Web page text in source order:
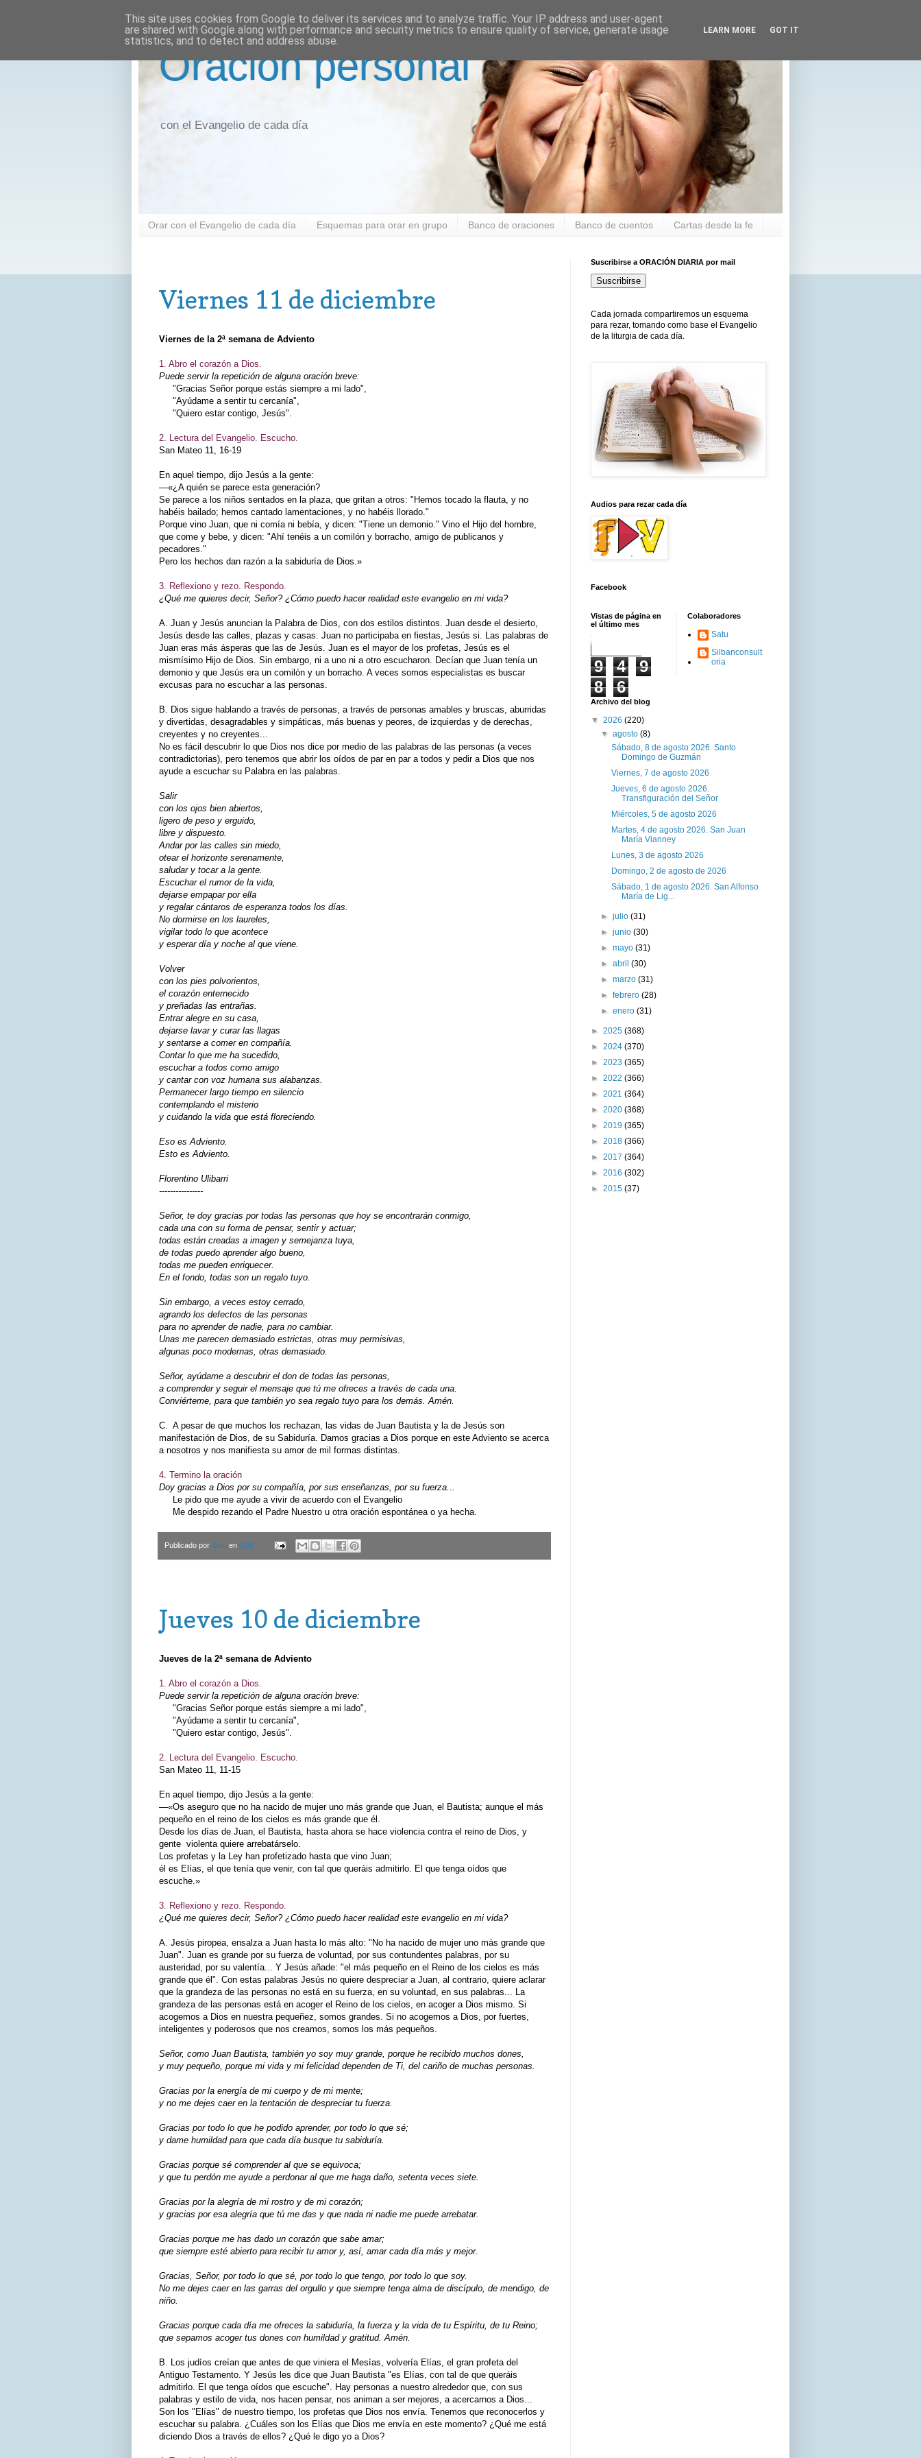
Oración personal
con el Evangelio de cada día
Orar con el Evangelio de cada día Esquemas para orar en grupo Banco de oraciones Banco de cuentos Cartas desde la fe
Viernes 11 de diciembre
Viernes de la 2ª semana de Adviento
1. Abro el corazón a Dios.
Puede servir la repetición de alguna oración breve:
"Gracias Señor porque estás siempre a mi lado",
"Ayúdame a sentir tu cercanía",
"Quiero estar contigo, Jesús".
2. Lectura del Evangelio. Escucho.
San Mateo 11, 16‑19
En aquel tiempo, dijo Jesús a la gente:
—«¿A quién se parece esta generación?
Se parece a los niños sentados en la plaza, que gritan a otros: "Hemos tocado la flauta, y no
habéis bailado; hemos cantado lamentaciones, y no habéis llorado."
Porque vino Juan, que ni comía ni bebía, y dicen: "Tiene un demonio." Vino el Hijo del hombre,
que come y bebe, y dicen: "Ahí tenéis a un comilón y borracho, amigo de publicanos y
pecadores."
Pero los hechos dan razón a la sabiduría de Dios.»
3. Reflexiono y rezo. Respondo.
¿Qué me quieres decir, Señor? ¿Cómo puedo hacer realidad este evangelio en mi vida?
A. Juan y Jesús anuncian la Palabra de Dios, con dos estilos distintos. Juan desde el desierto,
Jesús desde las calles, plazas y casas. Juan no participaba en fiestas, Jesús si. Las palabras de
Juan eras más ásperas que las de Jesús. Juan es el mayor de los profetas, Jesús es el
mismísimo Hijo de Dios. Sin embargo, ni a uno ni a otro escucharon. Decían que Juan tenía un
demonio y que Jesús era un comilón y un borracho. A veces somos especialistas es buscar
excusas para no escuchar a las personas.
B. Dios sigue hablando a través de personas, a través de personas amables y bruscas, aburridas
y divertidas, desagradables y simpáticas, más buenas y peores, de izquierdas y de derechas,
creyentes y no creyentes...
No es fácil descubrir lo que Dios nos dice por medio de las palabras de las personas (a veces
contradictorias), pero tenemos que abrir los oídos de par en par a todos y pedir a Dios que nos
ayude a escuchar su Palabra en las palabras.
Salir
con los ojos bien abiertos,
ligero de peso y erguido,
libre y dispuesto.
Andar por las calles sin miedo,
otear el horizonte serenamente,
saludar y tocar a la gente.
Escuchar el rumor de la vida,
dejarse empapar por ella
y regalar cántaros de esperanza todos los días.
No dormirse en los laureles,
vigilar todo lo que acontece
y esperar día y noche al que viene.
Volver
con los pies polvorientos,
el corazón enternecido
y preñadas las entrañas.
Entrar alegre en su casa,
dejarse lavar y curar las llagas
y sentarse a comer en compañía.
Contar lo que me ha sucedido,
escuchar a todos como amigo
y cantar con voz humana sus alabanzas.
Permanecer largo tiempo en silencio
contemplando el misterio
y cuidando la vida que está floreciendo.
Eso es Adviento.
Esto es Adviento.
Florentino Ulibarri
----------------
Señor, te doy gracias por todas las personas que hoy se encontrarán conmigo,
cada una con su forma de pensar, sentir y actuar;
todas están creadas a imagen y semejanza tuya,
de todas puedo aprender algo bueno,
todas me pueden enriquecer.
En el fondo, todas son un regalo tuyo.
Sin embargo, a veces estoy cerrado,
agrando los defectos de las personas
para no aprender de nadie, para no cambiar.
Unas me parecen demasiado estrictas, otras muy permisivas,
algunas poco modernas, otras demasiado.
Señor, ayúdame a descubrir el don de todas las personas,
a comprender y seguir el mensaje que tú me ofreces a través de cada una.
Conviérteme, para que también yo sea regalo tuyo para los demás. Amén.
C. A pesar de que muchos los rechazan, las vidas de Juan Bautista y la de Jesús son
manifestación de Dios, de su Sabiduría. Damos gracias a Dios porque en este Adviento se acerca
a nosotros y nos manifiesta su amor de mil formas distintas.
4. Termino la oración
Doy gracias a Dios por su compañía, por sus enseñanzas, por su fuerza...
Le pido que me ayude a vivir de acuerdo con el Evangelio
Me despido rezando el Padre Nuestro u otra oración espontánea o ya hecha.
Publicado por Satu en 0:00
Jueves 10 de diciembre
Jueves de la 2ª semana de Adviento
1. Abro el corazón a Dios.
Puede servir la repetición de alguna oración breve:
"Gracias Señor porque estás siempre a mi lado",
"Ayúdame a sentir tu cercanía",
"Quiero estar contigo, Jesús".
2. Lectura del Evangelio. Escucho.
San Mateo 11, 11‑15
En aquel tiempo, dijo Jesús a la gente:
—«Os aseguro que no ha nacido de mujer uno más grande que Juan, el Bautista; aunque el más
pequeño en el reino de los cielos es más grande que él.
Desde los días de Juan, el Bautista, hasta ahora se hace violencia contra el reino de Dios, y
gente violenta quiere arrebatárselo.
Los profetas y la Ley han profetizado hasta que vino Juan;
él es Elías, el que tenía que venir, con tal que queráis admitirlo. El que tenga oídos que
escuche.»
3. Reflexiono y rezo. Respondo.
¿Qué me quieres decir, Señor? ¿Cómo puedo hacer realidad este evangelio en mi vida?
A. Jesús piropea, ensalza a Juan hasta lo más alto: "No ha nacido de mujer uno más grande que
Juan". Juan es grande por su fuerza de voluntad, por sus contundentes palabras, por su
austeridad, por su valentía... Y Jesús añade: "el más pequeño en el Reino de los cielos es más
grande que él". Con estas palabras Jesús no quiere despreciar a Juan, al contrario, quiere aclarar
que la grandeza de las personas no está en su fuerza, en su voluntad, en sus palabras... La
grandeza de las personas está en acoger el Reino de los cielos, en acoger a Dios mismo. Si
acogemos a Dios en nuestra pequeñez, somos grandes. Si no acogemos a Dios, por fuertes,
inteligentes y poderosos que nos creamos, somos los más pequeños.
Señor, como Juan Bautista, también yo soy muy grande, porque he recibido muchos dones,
y muy pequeño, porque mi vida y mi felicidad dependen de Ti, del cariño de muchas personas.
Gracias por la energía de mi cuerpo y de mi mente;
y no me dejes caer en la tentación de despreciar tu fuerza.
Gracias por todo lo que he podido aprender, por todo lo que sé;
y dame humildad para que cada día busque tu sabiduría.
Gracias porque sé comprender al que se equivoca;
y que tu perdón me ayude a perdonar al que me haga daño, setenta veces siete.
Gracias por la alegría de mi rostro y de mi corazón;
y gracias por esa alegría que tú me das y que nada ni nadie me puede arrebatar.
Gracias porque me has dado un corazón que sabe amar;
que siempre esté abierto para recibir tu amor y, así, amar cada día más y mejor.
Gracias, Señor, por todo lo que sé, por todo lo que tengo, por todo lo que soy.
No me dejes caer en las garras del orgullo y que siempre tenga alma de discípulo, de mendigo, de
niño.
Gracias porque cada día me ofreces la sabiduría, la fuerza y la vida de tu Espíritu, de tu Reino;
que sepamos acoger tus dones con humildad y gratitud. Amén.
B. Los judíos creían que antes de que viniera el Mesías, volvería Elías, el gran profeta del
Antiguo Testamento. Y Jesús les dice que Juan Bautista "es Elías, con tal de que queráis
admitirlo. El que tenga oídos que escuche". Hay personas a nuestro alrededor que, con sus
palabras y estilo de vida, nos hacen pensar, nos animan a ser mejores, a acercarnos a Dios...
Son los "Elías" de nuestro tiempo, los profetas que Dios nos envía. Tenemos que reconocerlos y
escuchar su palabra. ¿Cuáles son los Elías que Dios me envía en este momento? ¿Qué me está
diciendo Dios a través de ellos? ¿Qué le digo yo a Dios?
Suscribirse a ORACIÓN DIARIA por mail
Suscribirse
Cada jornada compartiremos un esquema
para rezar, tomando como base el Evangelio
de la liturgia de cada día.
Audios para rezar cada día
Facebook
Vistas de página en
el último mes
9 4
9
8
6
Colaboradores
Satu
Silbanconsult
oria
Archivo del blog
▼ 2026 (220)
▼agosto(8)
Sábado, 8 de agosto 2026. Santo
Domingo de Guzmán
Viernes, 7 de agosto 2026
Jueves, 6 de agosto 2026.
Transfiguración del Señor
Miércoles, 5 de agosto 2026
Martes, 4 de agosto 2026. San Juan
María Vianney
Lunes, 3 de agosto 2026
Domingo, 2 de agosto de 2026
Sábado, 1 de agosto 2026. San Alfonso
María de Lig...
►julio(31)
►junio(30)
►mayo(31)
►abril(30)
►marzo(31)
►febrero(28)
►enero(31)
► 2025 (368)
► 2024 (370)
► 2023 (365)
► 2022 (366)
► 2021 (364)
► 2020 (368)
► 2019 (365)
► 2018 (366)
► 2017 (364)
► 2016 (302)
► 2015 (37)
This site uses cookies from Google to deliver its services and to analyze traffic. Your IP address and user-agent
are shared with Google along with performance and security metrics to ensure quality of service, generate usage
statistics, and to detect and address abuse.
LEARN MORE GOT IT